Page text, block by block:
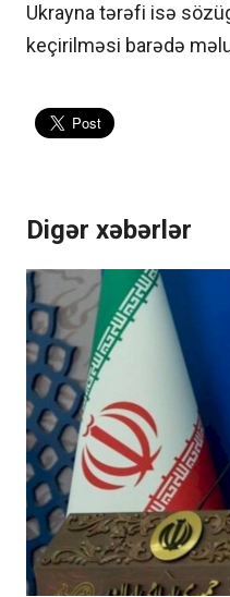
Ukrayna tərəfi isə
keçirilməsi barədə
Digər xəbərlər